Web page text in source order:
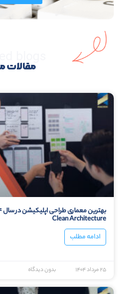
مقالات
Clean Architecture
ادامه مطلب
۲۵ مرداد ۱۴۰۴ بدون دیدگاه